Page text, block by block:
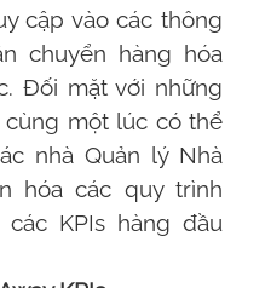
cập vào các thông
chuyển hàng hóa
Đối mặt với những
một lúc có thể
nhà Quản lý Nhà
hóa các quy trình
KPIs hàng đầu